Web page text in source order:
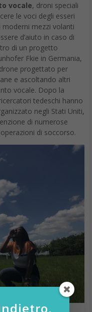
vocale, droni speciali
le voci degli esseri
moderni mezzi volanti
d’aiuto in caso di
di un progetto
Fkie in Germania,
progettato per
e ascoltando altri
vocale. Dopo la
tedeschi hanno
negli Stati Uniti,
di numerose
di soccorso.